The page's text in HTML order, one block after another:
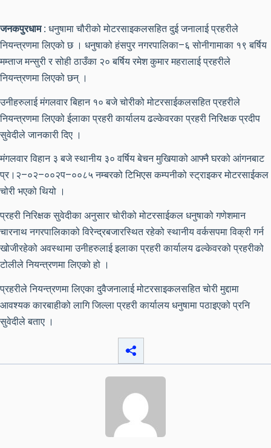
जनकपुरधाम : धनुषामा चौरीको मोटरसाइकलसहित दुई जनालाई प्रहरीले
नियन्त्रणमा लिएको छ । धनुषाको हंसपुर नगरपालिका–६ सोनीगामाका १९ बर्षिय
मम्ताज मन्सुरी र सोही ठाउँका २० बर्षिय रमेश कुमार महरालाई प्रहरीले
नियन्त्रणमा लिएको छन् ।
उनीहरुलाई मंगलवार बिहान १० बजे चोरीको मोटरसाईकलसहित प्रहरीले
नियन्त्रणमा लिएको ईलाका प्रहरी कार्यालय ढल्केवरका प्रहरी निरिक्षक प्रदीप
सुवेदीले जानकारी दिए ।
मंगलवार विहान ३ बजे स्थानीय ३० वर्षिय बेचन मुखियाको आफ्नै घरको आंगनबाट
प्र।२–०२–००२प–००८५ नम्बरको टिभिएस कम्पनीको स्ट्राइकर मोटरसाईकल
चोरी भएको थियो ।
प्रहरी निरिक्षक सुवेदीका अनुसार चोरीको मोटरसाईकल धनुषाको गणेशमान
चारनाथ नगरपालिकाको विरेन्द्रबजारस्थित रहेको स्थानीय वर्कसपमा विक्री गर्न
खोजीरहेको अवस्थामा उनीहरुलाई इलाका प्रहरी कार्यालय ढल्केवरको प्रहरीको
टोलीले नियन्त्रणमा लिएको हो ।
प्रहरीले नियन्त्रणमा लिएका दुवैजनालाई मोटरसाइकलसहित चोरी मुद्दामा
आवश्यक कारबाहीको लागि जिल्ला प्रहरी कार्यालय धनुषामा पठाइएको प्रनि
सुवेदीले बताए ।